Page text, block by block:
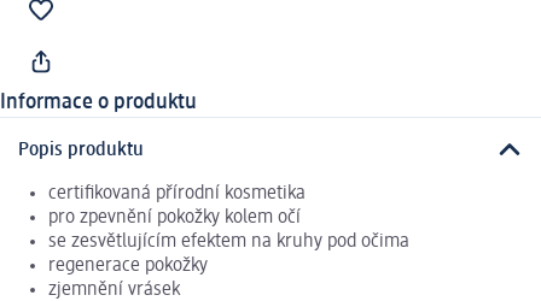
Informace o produktu
Popis produktu
certifikovaná přírodní kosmetika
pro zpevnění pokožky kolem očí
se zesvětlujícím efektem na kruhy pod očima
regenerace pokožky
zjemnění vrásek